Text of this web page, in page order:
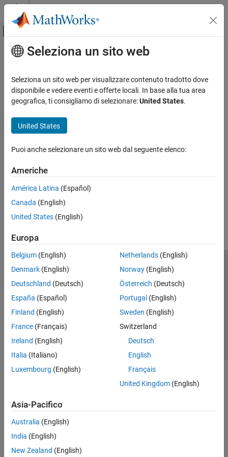
Vai al contenuto
Attiva/disattiva menu di navigazione
Pagina iniziale della documentazione
Contenuto principale
How useful was this information?
Seleziona un sito web
Seleziona un sito web per visualizzare contenuto tradotto dove
disponibile e vedere eventi e offerte locali. In base alla tua area
geografica, ti consigliamo di selezionare:United States.
United States
Puoi anche selezionare un sito web dal seguente elenco:
Americhe
América Latina (Español)
Canada (English)
United States (English)
Europa
Belgium (English)
Denmark (English)
Deutschland (Deutsch)
España (Español)
Finland (English)
France (Français)
Ireland (English)
Italia (Italiano)
Luxembourg (English)
Netherlands(English)
Norway(English)
Österreich (Deutsch)
Portugal (English)
Sweden (English)
Switzerland
Deutsch
English
Français
United Kingdom(English)
Asia-Pacifico
Australia (English)
India (English)
New Zealand (English)
Centro di fiducia
Informativa sulla privacy
Antipirateria
Stato dell'applicazione
Contatti
© 1994-2026 The MathWorks, Inc.